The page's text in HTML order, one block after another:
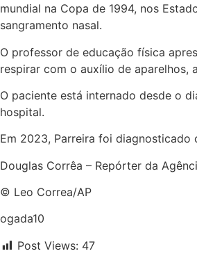
mundial na Copa de 1994, nos
sangramento nasal.
O professor de educação física
respirar com o auxílio de aparelhos,
O paciente está internado desde o
hospital.
Em 2023, Parreira foi
Douglas Corrêa – Repórter da
© Leo Correa/AP
ogada10
Post Views: 47